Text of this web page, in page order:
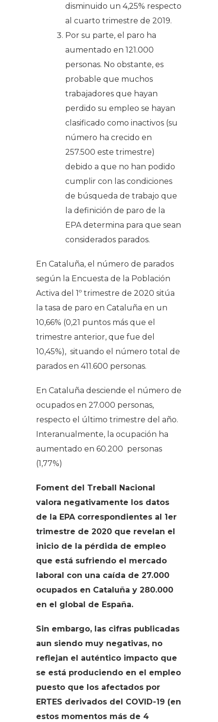
disminuido un 4,25% respecto
al cuarto trimestre de 2019.
Por su parte, el paro ha
aumentado en 121.000
personas. No obstante, es
probable que muchos
trabajadores que hayan
perdido su empleo se hayan
clasificado como inactivos (su
número ha crecido en
257.500 este trimestre)
debido a que no han podido
cumplir con las condiciones
de búsqueda de trabajo que
la definición de paro de la
EPA determina para que sean
considerados parados.
En Cataluña, el número de parados
según la Encuesta de la Población
Activa del 1º trimestre de 2020 sitúa
la tasa de paro en Cataluña en un
10,66% (0,21 puntos más que el
trimestre anterior, que fue del
10,45%), situando el número total de
parados en 411.600 personas.
En Cataluña desciende el número de
ocupados en 27.000 personas,
respecto el último trimestre del año.
Interanualmente, la ocupación ha
aumentado en 60.200 personas
(1,77%)
Foment del Treball Nacional
valora negativamente los datos
de la EPA correspondientes al 1er
trimestre de 2020 que revelan el
inicio de la pérdida de empleo
que está sufriendo el mercado
laboral con una caída de 27.000
ocupados en Cataluña y 280.000
en el global de España.
Sin embargo, las cifras publicadas
aun siendo muy negativas, no
reflejan el auténtico impacto que
se está produciendo en el empleo
puesto que los afectados por
ERTES derivados del COVID-19 (en
estos momentos más de 4